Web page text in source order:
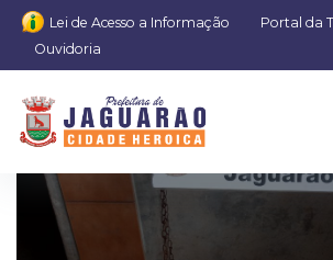
Lei de Acesso a Informação
Portal da
Ouvidoria